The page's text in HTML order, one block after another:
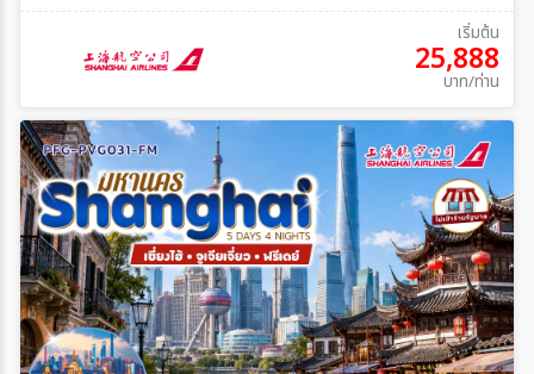
เริ่มต้น
25,888
บาท/ท่าน